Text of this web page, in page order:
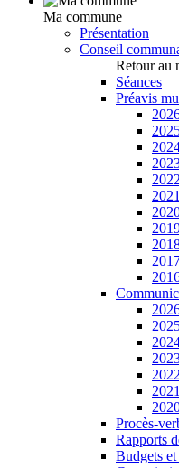
Ma commune
Présentation
Conseil
Retour au
Séances
Préavis
2022
2021
2022
2021
Procès-
Rapports
Budgets